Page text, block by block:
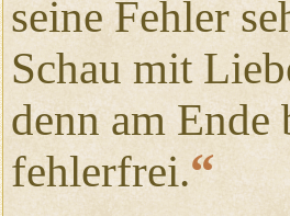
seine Fehler
Schau mit
denn am Ende
fehlerfrei.“